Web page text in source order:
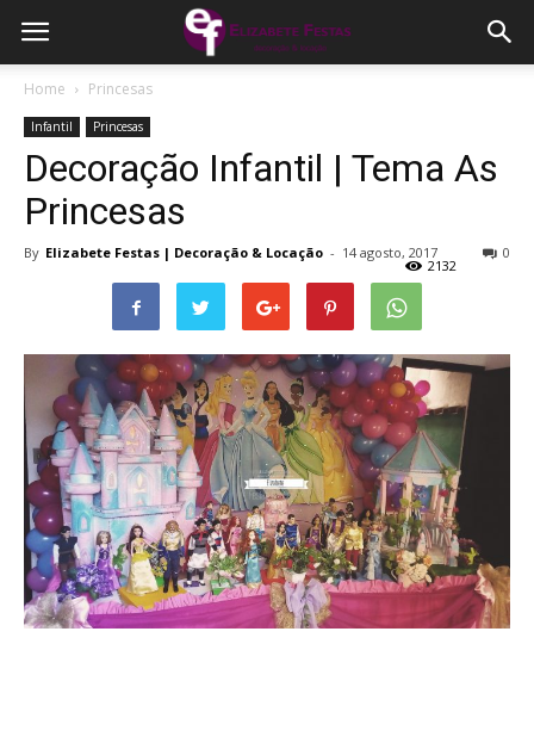
Home Princesas
Infantil Princesas
Decoração Infantil | Tema As
Princesas
By Elizabete Festas | Decoração & Locação - 14 agosto, 2017 0
2132